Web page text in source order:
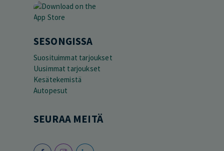
SESONGISSA
Suosituimmat tarjoukset
Uusimmat tarjoukset
Kesätekemistä
Autopesut
SEURAA MEITÄ